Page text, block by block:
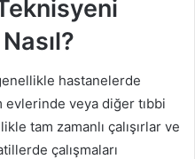
hastanelerde
evlerinde veya diğer tıbbi
tam zamanlı çalışırlar ve
çalışmaları